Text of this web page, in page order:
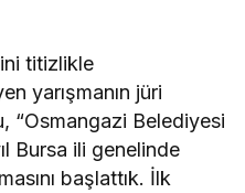
titizlikle
yarışmanın jüri
“Osmangazi Belediyesi
Bursa ili genelinde
başlattık. İlk